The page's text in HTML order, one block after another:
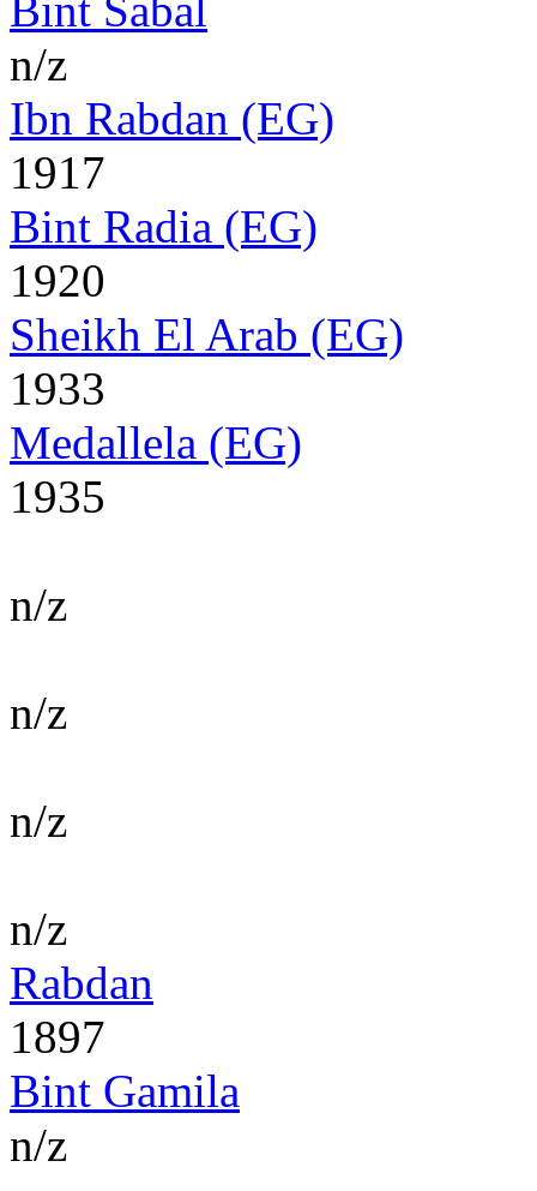
n/z
Ibn Rabdan (EG)
1917
Bint Radia (EG)
1920
Sheikh El Arab (EG)
1933
Medallela (EG)
1935
n/z
n/z
n/z
n/z
Rabdan
1897
Bint Gamila
n/z